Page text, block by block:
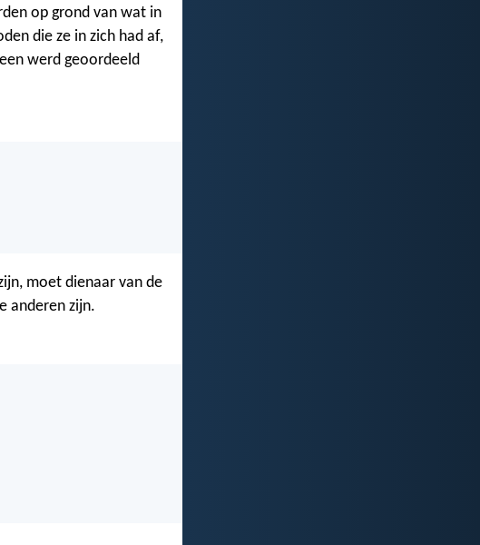
op grond van wat in
die ze in zich had af,
werd geoordeeld
moet dienaar van de
anderen zijn.